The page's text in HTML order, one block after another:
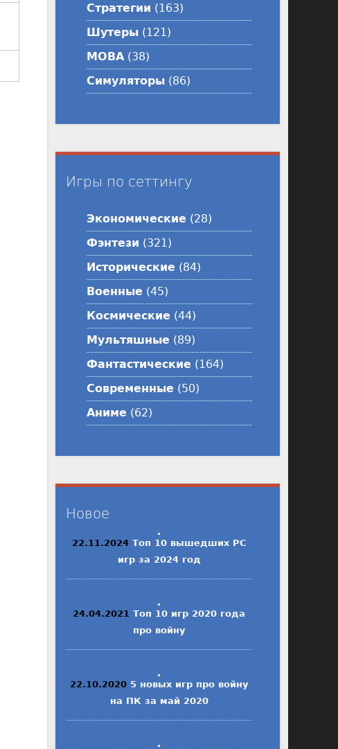
Стратегии (163)
Шутеры (121)
MOBA(38)
Симуляторы (86)
Игры по сеттингу
Экономические (28)
Фэнтези (321)
Исторические (84)
Военные (45)
Космические (44)
Мультяшные (89)
Фантастические (164)
Современные (50)
Аниме (62)
Новое
22.11.2024 Топ 10 вышедших PC
игр за 2024 год
24.04.2021 Топ 10 игр 2020 года
про войну
22.10.2020 5 новых игр про войну
на ПК за май 2020